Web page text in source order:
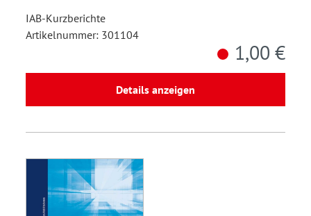
IAB-Kurzberichte
Artikelnummer: 301104
1,00 €
Details anzeigen